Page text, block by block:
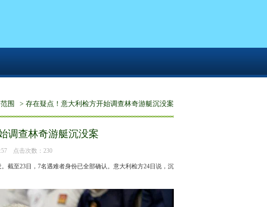
围 > 存在疑点！意大利检方开始调查林奇游艇沉没案
调查林奇游艇沉没案
点击次数：230
截至23日，7名遇难者身份已全部确认。意大利检方24日说，沉